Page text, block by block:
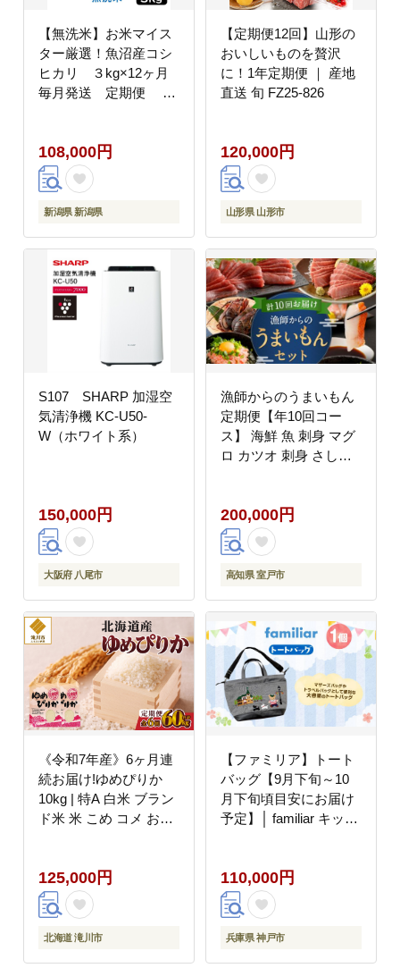
【無洗米】お米マイス
ター厳選！魚沼産コシ
ヒカリ ３kg×12ヶ月
毎月発送 定期便 新
3キロ 12回 頒布会 12か
月
108,000円
新潟県 新潟県
【定期便12回】山形の
おいしいものを贅沢
に！1年定期便 ｜ 産地
直送 旬 FZ25-826
120,000円
山形県 山形市
S107 SHARP 加湿空
気清浄機 KC-U50-
W（ホワイト系）
150,000円
大阪府 八尾市
漁師からのうまいもん
定期便【年10回コー
ス】 海鮮 魚 刺身 マグ
ロ カツオ 刺身 さしみ
200,000円
高知県 室戸市
《令和7年産》6ヶ月連
続お届け!ゆめぴりか
10kg | 特A 白米 ブラン
ド米 米 こめ コメ お米
道産 北海道米 定期便
生活応援 送料無料 おす
すめ 人気 お弁当 贈答
125,000円
北海道 滝川市
【ファミリア】トート
バッグ【9月下旬～10
月下旬頃目安にお届け
予定】│ familiar キッズ
ト 誕生祝 出生祝い 誕
生日 お祝い 出産祝い
110,000円
兵庫県 神戸市